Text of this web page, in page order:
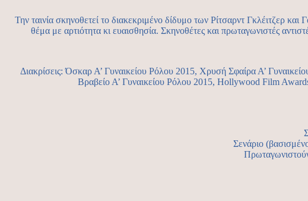
Την ταινία σκηνοθετεί το διακεκριμένο δίδυμο των Ρίτσαρντ Γκλέιτζερ
θέμα με αρτιότητα κι ευαισθησία. Σκηνοθέτες και πρωταγωνιστές
Διακρίσεις: Όσκαρ Α’ Γυναικείου Ρόλου 2015, Χρυσή Σφαίρα Α’
Βραβείο Α’ Γυναικείου Ρόλου 2015, Hollywood Film
Σενάριο